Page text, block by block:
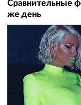
Сравнительные
же день